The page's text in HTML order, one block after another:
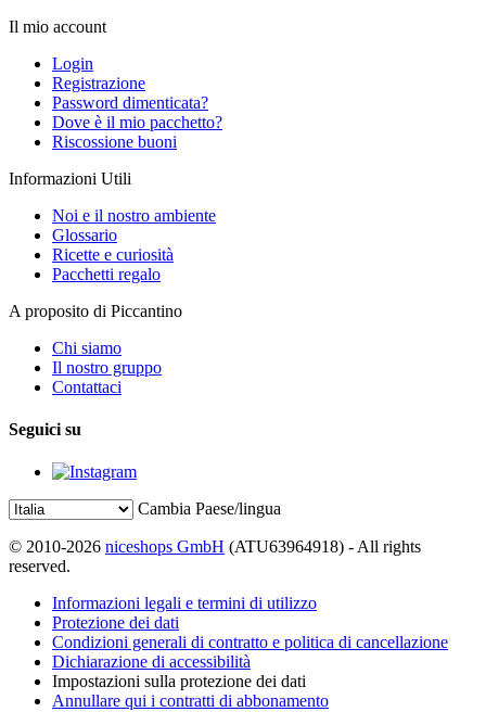
Il mio account
Login
Registrazione
Password dimenticata?
Dove è il mio pacchetto?
Riscossione buoni
Informazioni Utili
Noi e il nostro ambiente
Glossario
Ricette e curiosità
Pacchetti regalo
A proposito di Piccantino
Chi siamo
Il nostro gruppo
Contattaci
Seguici su
Cambia Paese/lingua
© 2010-2026 niceshops GmbH (ATU63964918) - All rights
reserved.
Informazioni legali e termini di utilizzo
Protezione dei dati
Condizioni generali di contratto e politica di cancellazione
Dichiarazione di accessibilità
Impostazioni sulla protezione dei dati
Annullare qui i contratti di abbonamento